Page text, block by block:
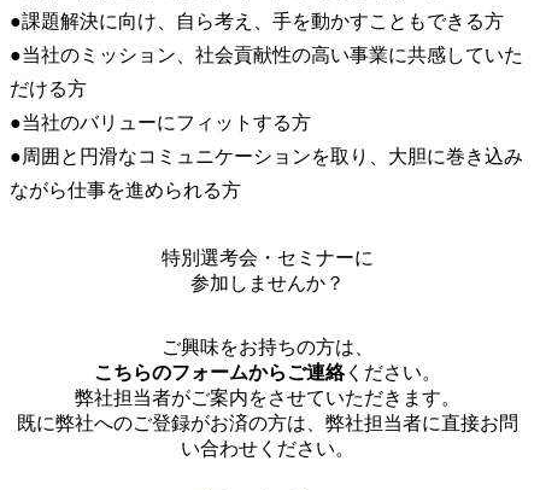
●課題解決に向け、自ら考え、手を動かすこともできる方
●当社のミッション、社会貢献性の高い事業に共感していた
だける方
●当社のバリューにフィットする方
●周囲と円滑なコミュニケーションを取り、大胆に巻き込み
ながら仕事を進められる方
特別選考会・セミナーに
参加しませんか？
ご興味をお持ちの方は、
こちらのフォームからご連絡ください。
弊社担当者がご案内をさせていただきます。
既に弊社へのご登録がお済の方は、弊社担当者に直接お問
い合わせください。